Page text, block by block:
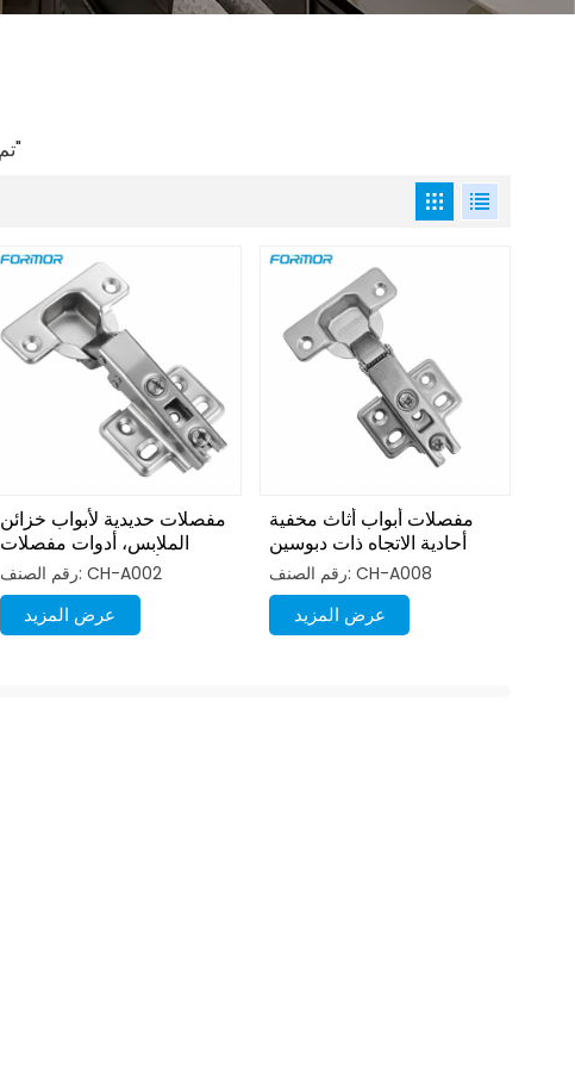
4 تم العثور على نتائج لـ "مفصلة مربعة القاعدة مطلية بالنيكل بأربعة ثقوب"
مفصلات حديدية لأبواب خزائن
الملابس، أدوات مفصلات
أبواب خزائن الملابس
رقم الصنف: CH-A002
عرض المزيد
مفصلات أبواب أثاث مخفية
أحادية الاتجاه ذات دبوسين
رقم الصنف: CH-A008
عرض المزيد